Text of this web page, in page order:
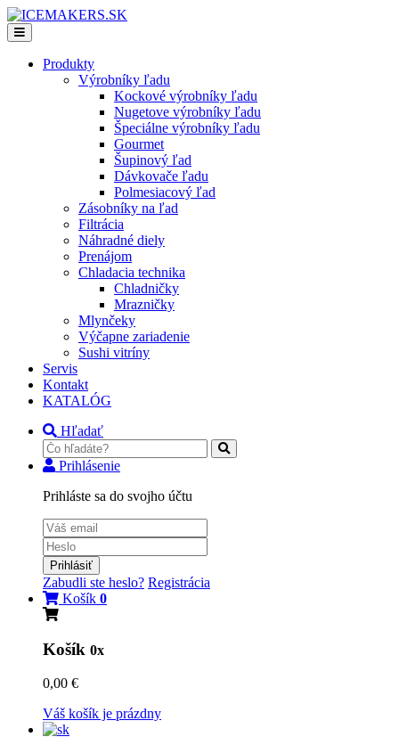
Produkty
Výrobníky ľadu
Kockové výrobníky ľadu
Nugetove výrobníky ľadu
Špeciálne výrobníky ľadu
Gourmet
Šupinový ľad
Dávkovače ľadu
Polmesiacový ľad
Zásobníky na ľad
Filtrácia
Náhradné diely
Prenájom
Chladacia technika
Chladničky
Mrazničky
Mlynčeky
Výčapne zariadenie
Sushi vitríny
Servis
Kontakt
KATALÓG
Hľadať
Prihlásenie
Prihláste sa do svojho účtu
Prihlásiť
Zabudli ste heslo? Registrácia
Košík 0
Košík 0x
0,00 €
Váš košík je prázdny